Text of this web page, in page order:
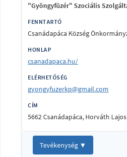
"Gyöngyfüzér" Szociális
Csanádapáca Község
csanadapaca.hu/
gyongyfuzerkp@gmail.com
5662 Csanádapáca, Horváth
Tevékenység ▼